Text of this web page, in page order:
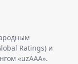
Ratings) и
«uzAAA».